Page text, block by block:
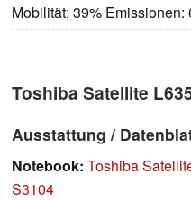
Mobilität: 39% Emissionen:
Toshiba Satellite
Ausstattung /
Notebook: Toshiba
S3104